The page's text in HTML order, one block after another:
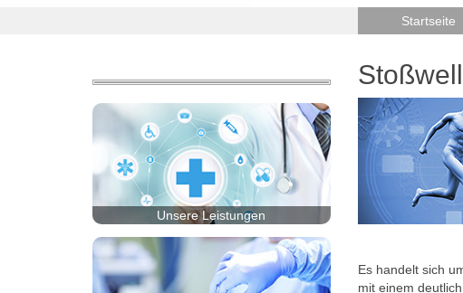
Startseite
Es handelt sich
mit einem
Unsere Leistungen